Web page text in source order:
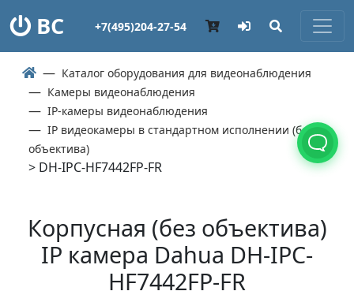
ВС +7(495)204-27-54
Каталог оборудования для видеонаблюдения
Камеры видеонаблюдения
IP-камеры видеонаблюдения
IP видеокамеры в стандартном исполнении (без
объектива)
> DH-IPC-HF7442FP-FR
Корпусная (без объектива)
IP камера Dahua DH-IPC-
HF7442FP-FR